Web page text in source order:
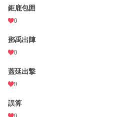
鉅鹿包囲
0
鄧禹出陣
0
蓋延出撃
0
誤算